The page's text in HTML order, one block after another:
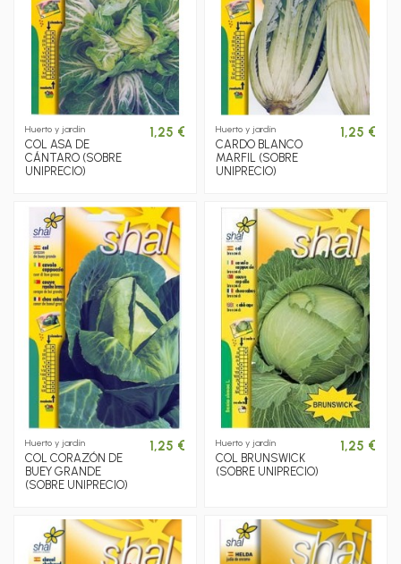
Huerto y jardín
COL ASA DE
CÁNTARO (SOBRE
UNIPRECIO)
1,25 € Huerto y jardín
CARDO BLANCO
MARFIL (SOBRE
UNIPRECIO)
1,25 €
Huerto y jardín
COL CORAZÓN DE
BUEY GRANDE
(SOBRE UNIPRECIO)
1,25 € Huerto y jardín
COL BRUNSWICK
(SOBRE UNIPRECIO)
1,25 €